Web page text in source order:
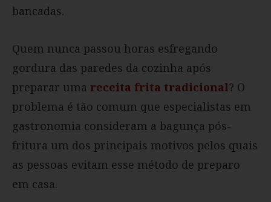
bancadas.
Quem nunca passou horas esfregando
gordura das paredes da cozinha após
preparar uma receita frita tradicional? O
problema é tão comum que especialistas em
gastronomia consideram a bagunça pós-
fritura um dos principais motivos pelos quais
as pessoas evitam esse método de preparo
em casa.